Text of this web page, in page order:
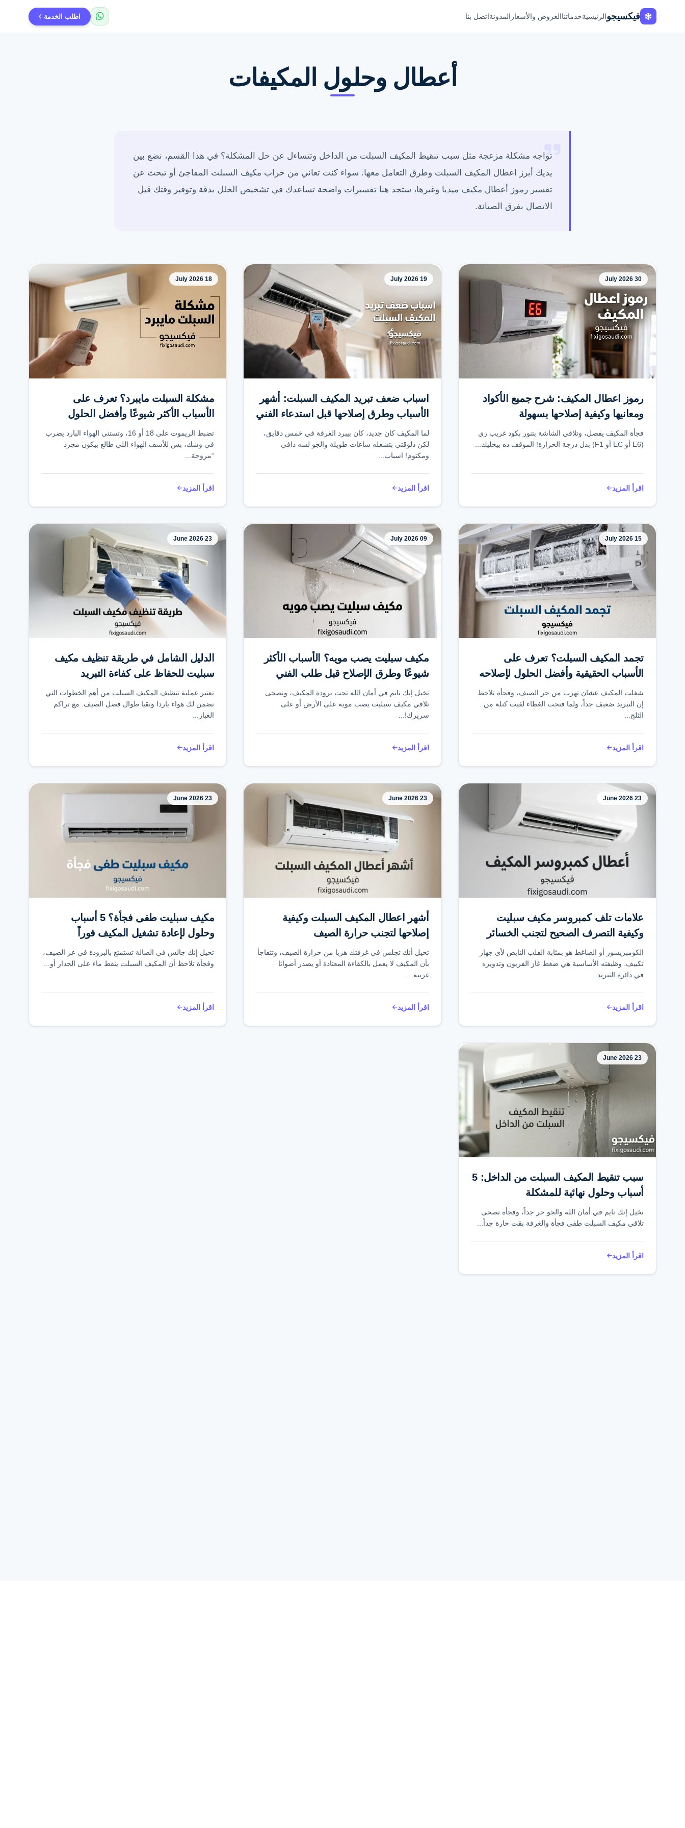
FixiGo الرئيسيةخدماتناالعروض والأسعار المدونةاتصل بنا اطلب الخدمة
أعطال وحلول المكيفات
تواجه مشكلة مزعجة مثل سبب تنقيط المكيف السبلت من الداخل وتتساءل عن حل المشكلة؟ في هذا القسم، نضع بين
يديك أبرز اعطال المكيف السبلت وطرق التعامل معها. سواء كنت تعاني من خراب مكيف السبلت المفاجئ أو تبحث عن
تفسير رموز أعطال مكيف ميديا وغيرها، ستجد هنا تفسيرات واضحة تساعدك في تشخيص الخلل بدقة وتوفير وقتك قبل
الاتصال بفرق الصيانة.
30 July 2026
رموز اعطال المكيف: شرح جميع الأكواد
ومعانيها وكيفية إصلاحها بسهولة
فجأة المكيف يفصل، وتلاقي الشاشة بتنور بكود غريب زي
(E6 أو EC أو F1) بدل درجة الحرارة! الموقف ده بيخليك...
اقرأ المزيد
19 July 2026
اسباب ضعف تبريد المكيف السبلت: أشهر
الأسباب وطرق إصلاحها قبل استدعاء الفني
لما المكيف كان جديد، كان بيبرد الغرفة في خمس دقايق،
لكن دلوقتي بتشغله ساعات طويلة والجو لسه دافي
ومكتوم! اسباب...
اقرأ المزيد
18 July 2026
مشكلة السبلت مايبرد؟ تعرف على
الأسباب الأكثر شيوعًا وأفضل الحلول
لاستعادة التبريد
تضبط الريموت على 18 أو 16، وتستنى الهواء البارد يضرب
في وشك، بس للأسف الهواء اللي طالع بيكون مجرد
“مروحة...
اقرأ المزيد
15 July 2026
تجمد المكيف السبلت؟ تعرف على
الأسباب الحقيقية وأفضل الحلول لإصلاحه
بسرعة
شغلت المكيف عشان تهرب من حر الصيف، وفجأة تلاحظ
إن التبريد ضعيف جداً، ولما فتحت الغطاء لقيت كتلة من
الثلج...
اقرأ المزيد
09 July 2026
مكيف سبليت يصب مويه؟ الأسباب الأكثر
شيوعًا وطرق الإصلاح قبل طلب الفني
تخيل إنك نايم في أمان الله تحت برودة المكيف، وتصحى
تلاقي مكيف سبليت يصب مويه على الأرض أو على
سريرك!...
اقرأ المزيد
23 June 2026
الدليل الشامل في طريقة تنظيف مكيف
سبليت للحفاظ على كفاءة التبريد
تعتبر عملية تنظيف المكيف السبلت من أهم الخطوات التي
تضمن لك هواء باردا ونقيا طوال فصل الصيف. مع تراكم
الغبار...
اقرأ المزيد
23 June 2026
علامات تلف كمبروسر مكيف سبليت
وكيفية التصرف الصحيح لتجنب الخسائر
الكومبريسور أو الضاغط هو بمثابة القلب النابض لأي جهاز
تكييف. وظيفته الأساسية هي ضغط غاز الفريون وتدويره
في دائرة التبريد...
اقرأ المزيد
23 June 2026
أشهر اعطال المكيف السبلت وكيفية
إصلاحها لتجنب حرارة الصيف
تخيل أنك تجلس في غرفتك هربا من حرارة الصيف، وتتفاجأ
بأن المكيف لا يعمل بالكفاءة المعتادة أو يصدر أصواتا
غريبة....
اقرأ المزيد
23 June 2026
مكيف سبليت طفى فجأة؟ 5 أسباب
وحلول لإعادة تشغيل المكيف فوراً
تخيل إنك جالس في الصالة تستمتع بالبرودة في عز الصيف،
وفجأة تلاحظ أن المكيف السبلت ينقط ماء على الجدار أو...
اقرأ المزيد
23 June 2026
سبب تنقيط المكيف السبلت من الداخل: 5
أسباب وحلول نهائية للمشكلة
تخيل إنك نايم في أمان الله والجو حر جداً، وفجأة تصحى
تلاقي مكيف السبلت طفى فجأة والغرفة بقت حارة جداً...
اقرأ المزيد